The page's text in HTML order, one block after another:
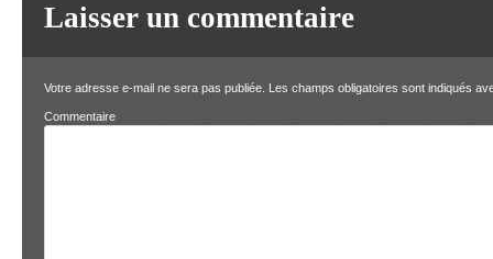
Laisser un commentaire
Votre adresse e-mail ne sera pas publiée. Les champs obligatoires sont indiqués